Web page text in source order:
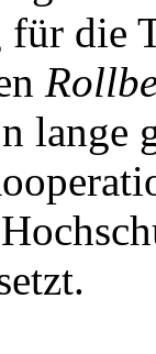
für die
lange